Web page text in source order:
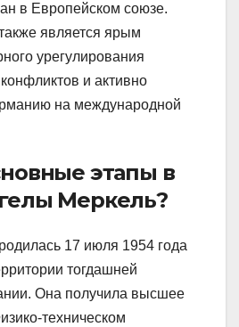
в Европейском союзе.
является ярым
урегулирования
и активно
на международной
этапы в
Меркель?
17 июля 1954 года
тогдашней
Она получила высшее
техническом